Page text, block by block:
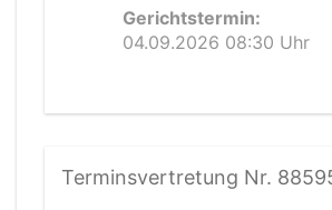
Gerichtstermin:
04.09.2026 08:30 Uhr
Terminsvertretung Nr.